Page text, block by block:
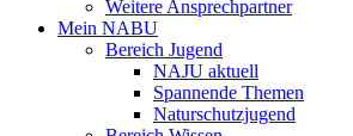
Weitere Ansprechpartner
Mein NABU
Bereich Jugend
NAJU aktuell
Spannende Themen
Naturschutzjugend